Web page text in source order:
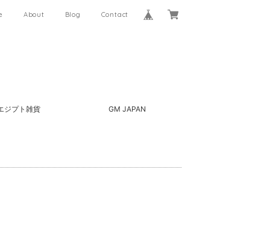
About Blog Contact
ジプト雑貨 GM JAPAN